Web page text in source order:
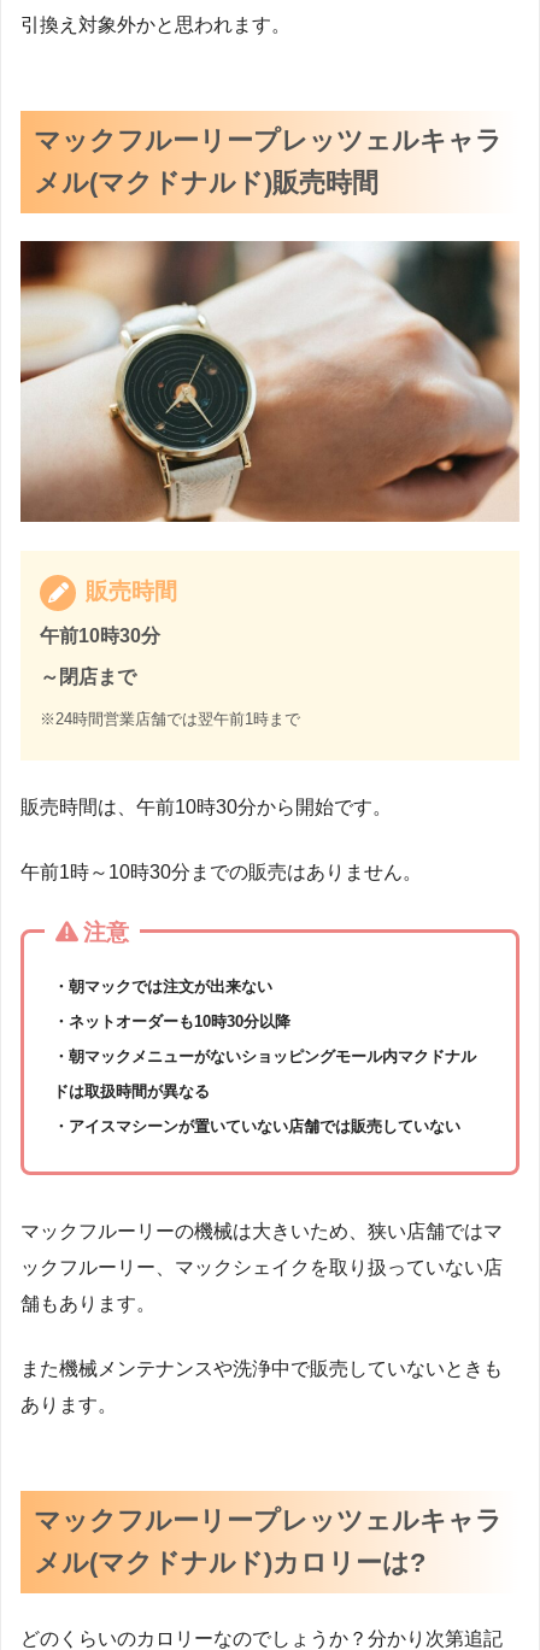
引換え対象外かと思われます。
マックフルーリープレッツェルキャラ
メル(マクドナルド)販売時間
販売時間
午前10時30分
～閉店まで
※ 24時間営業店舗では翌午前1時まで
販売時間は、午前10時30分から開始です。
午前1時～10時30分までの販売はありません。
注意
・朝マックでは注文が出来ない
・ネットオーダーも10時30分以降
・朝マックメニューがないショッピングモール内マクドナル
ドは取扱時間が異なる
・アイスマシーンが置いていない店舗では販売していない
マックフルーリーの機械は大きいため、狭い店舗ではマ
ックフルーリー、マックシェイクを取り扱っていない店
舗もあります。
また機械メンテナンスや洗浄中で販売していないときも
あります。
マックフルーリープレッツェルキャラ
メル(マクドナルド)カロリーは?
どのくらいのカロリーなのでしょうか？分かり次第追記